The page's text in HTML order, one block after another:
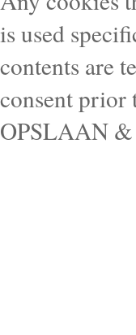
is used
contents are
consent prior
OPSLAAN